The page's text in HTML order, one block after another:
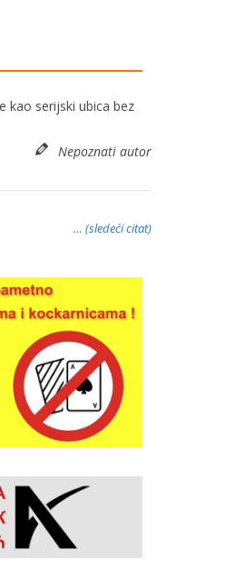
kao serijski ubica bez
Nepoznati autor
… (sledeći citat)